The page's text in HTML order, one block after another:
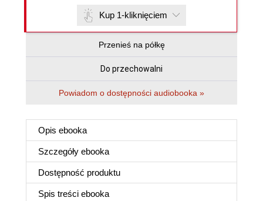
Kup 1-kliknięciem
Przenieś na półkę
Do przechowalni
Powiadom o dostępności audiobooka »
Opis ebooka
Szczegóły ebooka
Dostępność produktu
Spis treści ebooka